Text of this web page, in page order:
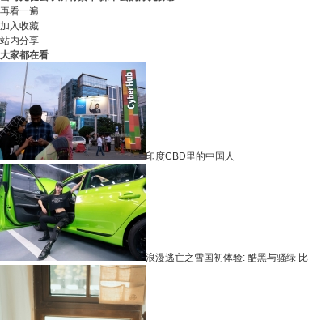
再看一遍
加入收藏
站内分享
大家都在看
印度CBD里的中国人
浪漫逃亡之雪国初体验: 酷黑与骚绿 比